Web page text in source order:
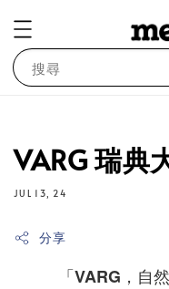
搜尋
VARG 瑞典
JUL 13, 24
分享
「VARG，自